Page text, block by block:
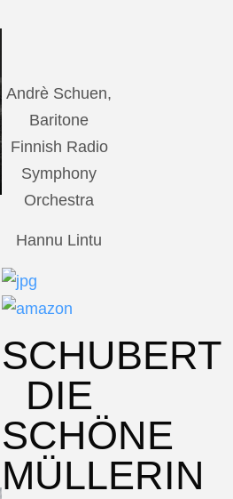
Andrè Schuen,
Baritone
Finnish Radio
Symphony
Orchestra
Hannu Lintu
SCHUBERT
DIE
SCHÖNE
MÜLLERIN